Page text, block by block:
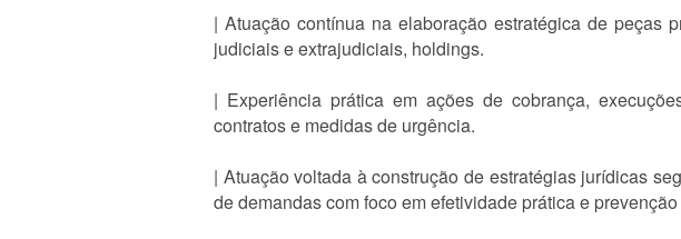
| Atuação contínua na elaboração estratégica de peças
judiciais e extrajudiciais, holdings.
| Experiência prática em ações de cobrança,
contratos e medidas de urgência.
| Atuação voltada à construção de estratégias jurídicas
de demandas com foco em efetividade prática e